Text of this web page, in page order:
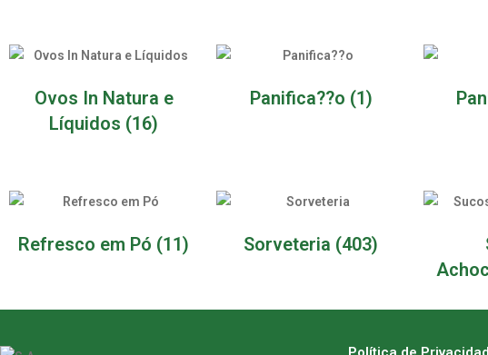
Ovos In Natura e
Líquidos (16)
Panifica??o (1)
Refresco em Pó (11) Sorveteria (403)